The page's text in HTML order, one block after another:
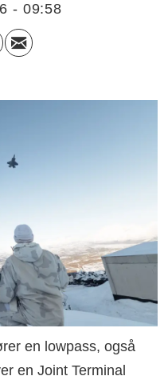
- 09:58
en lowpass, også
en Joint Terminal